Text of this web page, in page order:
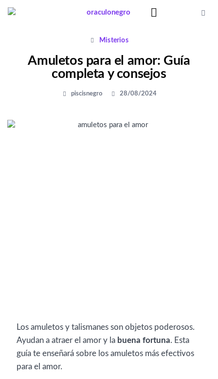
Misterios
Amuletos para el amor: Guía
completa y consejos
piscisnegro 28/08/2024
Los amuletos y talismanes son objetos poderosos.
Ayudan a atraer el amor y la buena fortuna. Esta
guía te enseñará sobre los amuletos más efectivos
para el amor.